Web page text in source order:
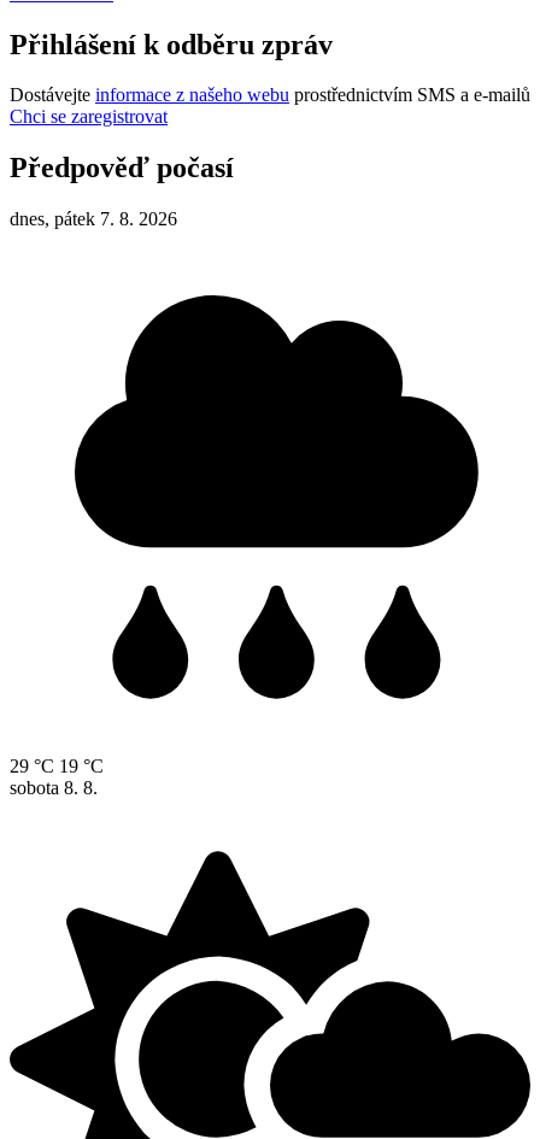
Přihlášení k odběru zpráv
Dostávejte informace z našeho webu prostřednictvím SMS a e-mailů
Chci se zaregistrovat
Předpověď počasí
dnes, pátek 7. 8. 2026
29 °C 19 °C
sobota 8. 8.